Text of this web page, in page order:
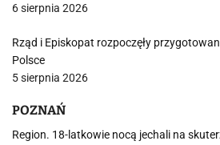
6 sierpnia 2026
Rząd i Episkopat rozpoczęły
Polsce
5 sierpnia 2026
POZNAŃ
Region. 18-latkowie nocą jechali na